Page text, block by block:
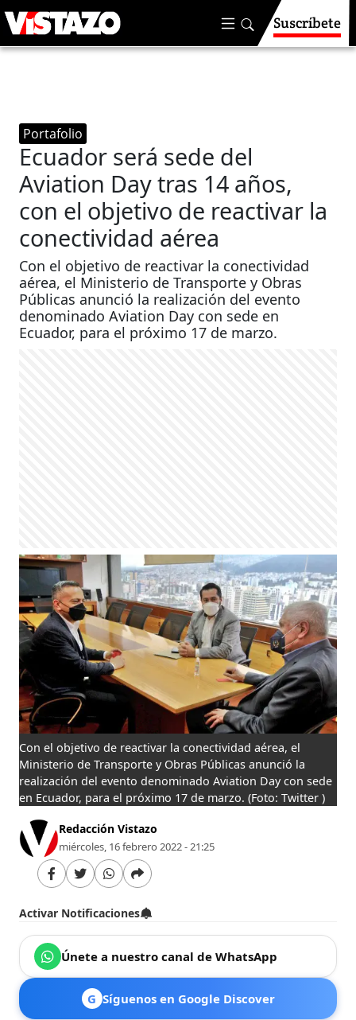
Suscríbete
Portafolio
Ecuador será sede del
Aviation Day tras 14 años,
con el objetivo de reactivar la
conectividad aérea
Con el objetivo de reactivar la conectividad
aérea, el Ministerio de Transporte y Obras
Públicas anunció la realización del evento
denominado Aviation Day con sede en
Ecuador, para el próximo 17 de marzo.
Con el objetivo de reactivar la conectividad aérea, el
Ministerio de Transporte y Obras Públicas anunció la
realización del evento denominado Aviation Day con sede
en Ecuador, para el próximo 17 de marzo.(Foto: Twitter )
Redacción Vistazo
miércoles, 16 febrero 2022 - 21:25
Activar Notificaciones
Únete a nuestro canal de WhatsApp
G Síguenos en Google Discover